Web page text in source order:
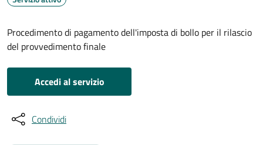
Procedimento di pagamento dell'imposta di bollo per il rilascio
del provvedimento finale
Accedi al servizio
Condividi